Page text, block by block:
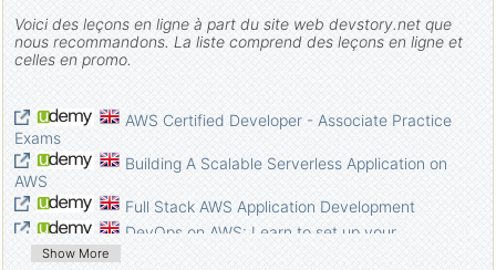
Voici des leçons en ligne à part du site web devstory.net que
nous recommandons. La liste comprend des leçons en ligne et
celles en promo.
AWS Certified Developer - Associate Practice
Exams
Building A Scalable Serverless Application on
AWS
Full Stack AWS Application Development
DevOps on AWS: Learn to set up your
infrastructure on cloud
Show More